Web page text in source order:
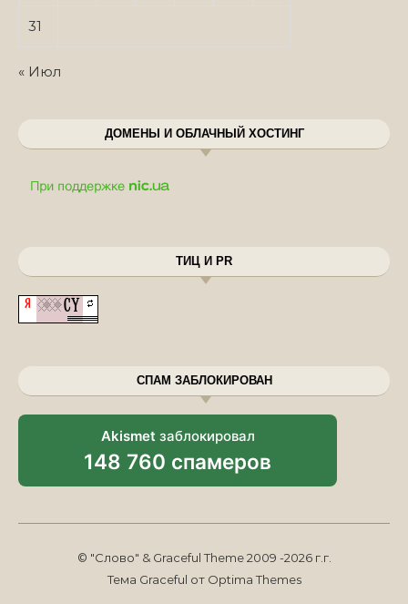
31
« Июл
ДОМЕНЫ И ОБЛАЧНЫЙ ХОСТИНГ
ТИЦ И PR
СПАМ ЗАБЛОКИРОВАН
Akismet заблокировал
148 760 спамеров
© "Слово" & Graceful Theme 2009 -2026 г.г.
Тема Graceful от Optima Themes